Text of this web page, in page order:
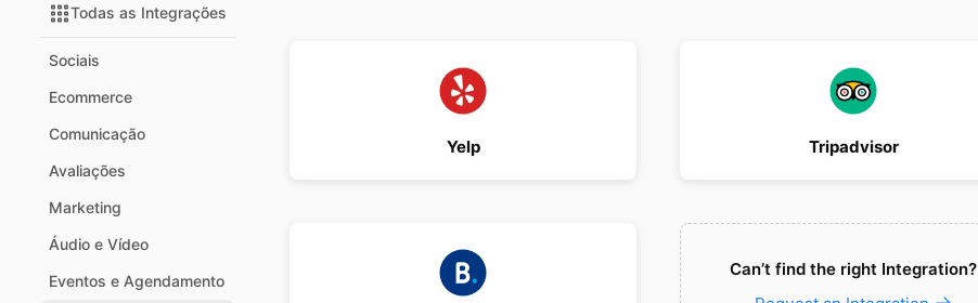
Todas as Integrações
Sociais
Ecommerce
Comunicação
Avaliações
Marketing
Áudio e Vídeo
Eventos e Agendamento
Yelp Tripadvisor
Can’t find the right Integration?